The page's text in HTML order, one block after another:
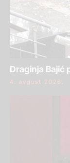
Draginja Bajić
4. avgust 2026.